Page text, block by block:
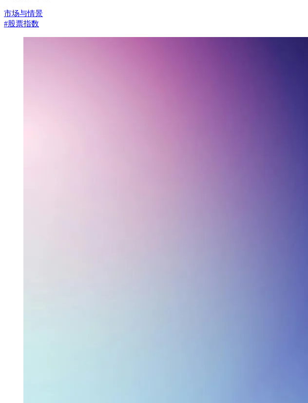
市场与情景
#股票指数